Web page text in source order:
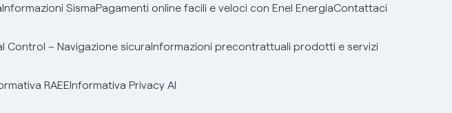
Informazioni SismaPagamenti online facili e veloci con Enel EnergiaContattaci
Control – Navigazione sicuraInformazioni precontrattuali prodotti e servizi
RAEEInformativa Privacy AI